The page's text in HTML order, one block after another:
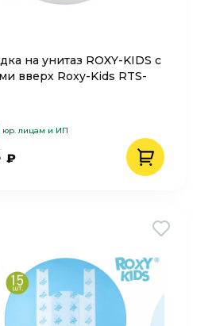
на унитаз ROXY-KIDS с
вверх Roxy-Kids RTS-
юр. лицам и ИП
₽